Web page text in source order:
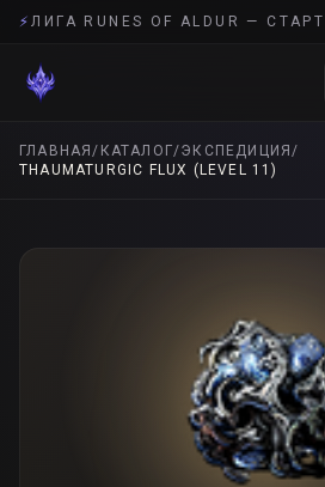
⚡
ГЛАВНАЯ/ КАТАЛОГ/ЭКСПЕДИЦИЯ/
THAUMATURGIC FLUX (LEVEL 11)